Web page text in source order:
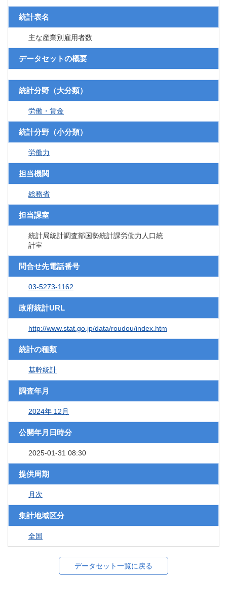
統計表名
主な産業別雇用者数
データセットの概要
統計分野（大分類）
労働・賃金
統計分野（小分類）
労働力
担当機関
総務省
担当課室
統計局統計調査部国勢統計課労働力人口統
計室
問合せ先電話番号
03-5273-1162
政府統計URL
http://www.stat.go.jp/data/roudou/index.htm
統計の種類
基幹統計
調査年月
2024年 12月
公開年月日時分
2025-01-31 08:30
提供周期
月次
集計地域区分
全国
データセット一覧に戻る